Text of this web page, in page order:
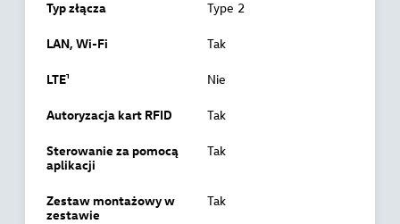
Typ złącza Type 2
LAN, Wi-Fi Tak
LTE¹ Nie
Autoryzacja kart RFID Tak
Sterowanie za pomocą
aplikacji
Tak
Zestaw montażowy w
zestawie
Tak